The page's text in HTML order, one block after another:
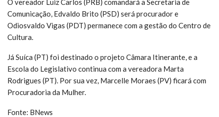
O vereador Luiz Carlos (PRB) comandará a Secretaria de
Comunicação, Edvaldo Brito (PSD) será procurador e
Odiosvaldo Vigas (PDT) permanece com a gestão do Centro de
Cultura.
Já Suíca (PT) foi destinado o projeto Câmara Itinerante, e a
Escola do Legislativo continua com a vereadora Marta
Rodrigues (PT). Por sua vez, Marcelle Moraes (PV) ficará com
Procuradoria da Mulher.
Fonte: BNews